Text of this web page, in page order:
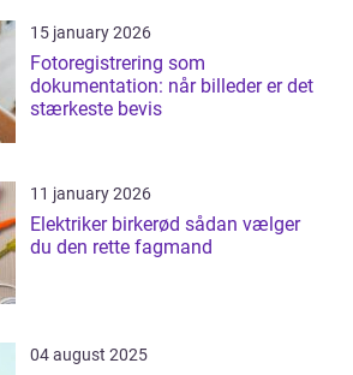
15 january 2026
Fotoregistrering som
dokumentation: når billeder er det
stærkeste bevis
11 january 2026
Elektriker birkerød sådan vælger
du den rette fagmand
04 august 2025